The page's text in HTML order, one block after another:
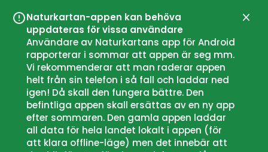
Naturkartan-appen kan behöva
uppdateras för vissa användare
Användare av Naturkartans app för Android
rapporterar i sommar att appen är seg mm.
Vi rekommenderar att man raderar appen
helt från sin telefon i så fall och laddar ned
igen! Då skall den fungera bättre. Den
befintliga appen skall ersättas av en ny app
efter sommaren. Den gamla appen laddar
all data för hela landet lokalt i appen (för
att klara offline-läge) men det innebär att